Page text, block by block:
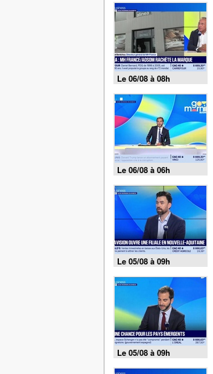
Le 06/08 à 08h
Le 06/08 à 06h
Le 05/08 à 09h
Le 05/08 à 09h